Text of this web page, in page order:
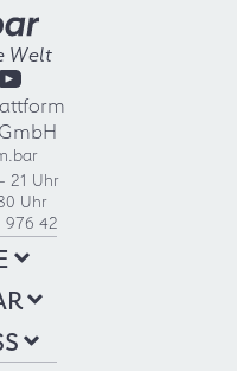
Welt
21 Uhr
Uhr
976 42